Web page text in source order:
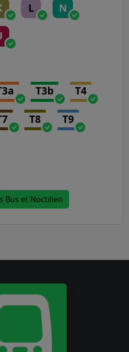
L N
T3b T4
T8 T9
Bus et Noctilien